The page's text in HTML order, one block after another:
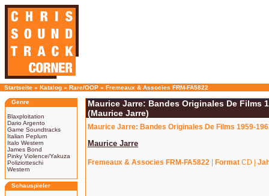
Startseite » Katalog » Rare/OOP » Fremeaux & Associes FRM-FA5822
Genre
Blaxploitation
Dario Argento
Game Soundtracks
Italian Peplum
Italo Western
James Bond
Pinky Violence/Yakuza
Poliziotteschi
Western
Schauspieler
Maurice Jarre: Bandes Originales De Films
(Maurice Jarre)
Maurice Jarre: Bandes Originales De Films 1959-
Maurice Jarre
Fremeaux & Associes FRM-FA5822 Format CD |